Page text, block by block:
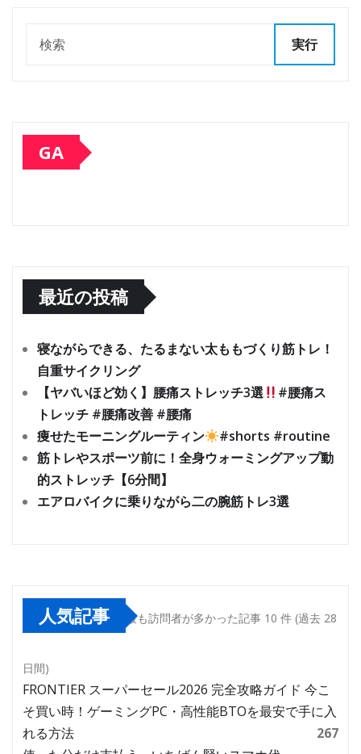
実行
GA
最近の投稿
寝ながらできる、たるまない太ももづくり筋トレ！
自重サイクリング
【ヤバいほど効く】腰痛ストレッチ3選
#腰痛ス
トレッチ #腰痛改善 #腰痛
痩せたモーニングルーティン
#shorts #routine
筋トレやスポーツ前に！全身ウォーミングアップ動
的ストレッチ【6分間】
エアロバイクに乗りながら二の腕筋トレ3選
人気記事 最も訪問者が多かった記事 10 件 (過去 28
日間)
FRONTIER スーパーセール2026 完全攻略ガイド 今こ
そ買い時！ゲーミングPC・高性能BTOを最安で手に入
れる方法
267